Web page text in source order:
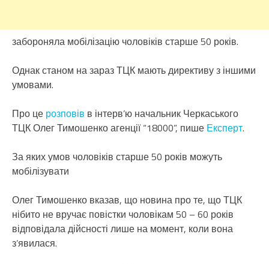
забороняла мобілізацію чоловіків старше 50 років.
Однак станом на зараз ТЦК мають директиву з іншими
умовами.
Про це розповів в інтерв’ю начальник Черкаського
ТЦК Олег Тимошенко агенції “18000”, пише Експерт.
За яких умов чоловіків старше 50 років можуть
мобілізувати
Олег Тимошенко вказав, що новина про те, що ТЦК
нібито не вручає повістки чоловікам 50 – 60 років
відповідала дійсності лише на момент, коли вона
з’явилася.